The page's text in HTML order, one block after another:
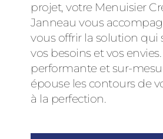
projet, votre Menuisier
Janneau vous
vous offrir la solution qui
vos besoins et vos
performante et sur-
épouse les contours de
à la perfection.